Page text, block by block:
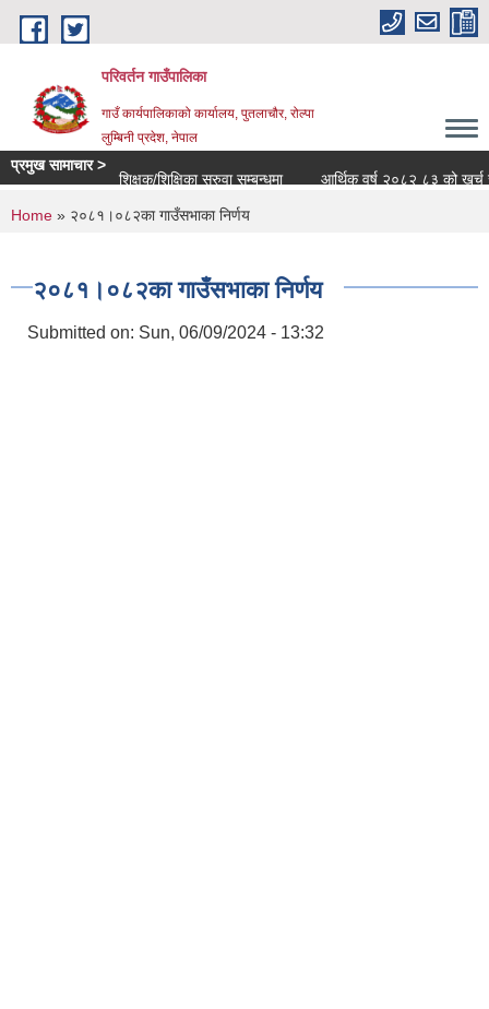
Skip to main content
परिवर्तन गाउँपालिका
गाउँ कार्यपालिकाको कार्यालय, पुतलाचौर, रोल्पा
लुम्बिनी प्रदेश, नेपाल
प्रमुख सामाचार >
शिक्षक/शिक्षिका सरुवा सम्बन्धमा
आर्थिक वर्ष २०८२ ८३ को खर्च
You are here
Home » २०८१।०८२का गाउँसभाका निर्णय
२०८१।०८२का गाउँसभाका निर्णय
Submitted on: Sun, 06/09/2024 - 13:32